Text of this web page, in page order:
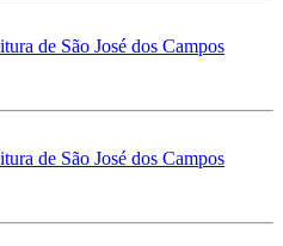
de São José dos Campos
de São José dos Campos